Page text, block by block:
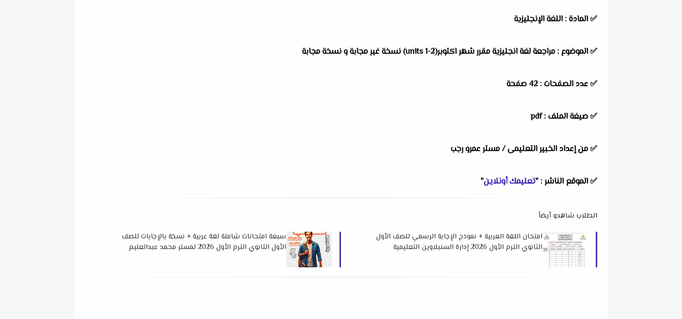
✅ المادة : اللغة الإنجليزية
✅ الموضوع : مراجعة لغة انجليزية مقرر شهر اكتوبر(units 1-2) نسخة غير مجابة و نسخة مجابة
✅ عدد الصفحات : 42 صفحة
✅ صيغة الملف : pdf
✅ من إعداد الخبير التعليمى / مستر عمرو رجب
✅ الموقع الناشر : "تعليمك أونلاين"
الطلاب شاهدو أيضاً
امتحان اللغة العربية + نموذج الإجابة الرسمي للصف الأول
الثانوي الترم الأول 2026 إدارة السنبلاوين التعليمية
سبعة امتحانات شاملة لغة عربية + نسخة بالإجابات للصف
الأول الثانوي الترم الأول 2026 لمستر محمد عبدالعليم